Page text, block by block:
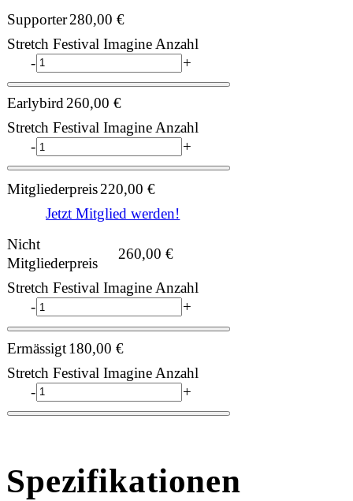
Supporter280,00€
Stretch Festival Imagine Anzahl
-
+
Earlybird 260,00€
Stretch Festival Imagine Anzahl
-
+
Mitgliederpreis220,00€
Jetzt Mitglied werden!
Nicht
Mitgliederpreis
260,00€
Stretch Festival Imagine Anzahl
-
+
Ermässigt180,00€
Stretch Festival Imagine Anzahl
-
+
Spezifikationen